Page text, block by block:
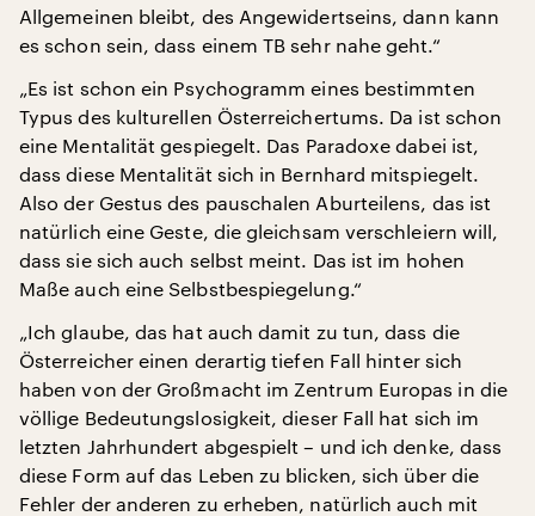
Allgemeinen bleibt, des Angewidertseins, dann kann
es schon sein, dass einem TB sehr nahe geht.“
„Es ist schon ein Psychogramm eines bestimmten
Typus des kulturellen Österreichertums. Da ist schon
eine Mentalität gespiegelt. Das Paradoxe dabei ist,
dass diese Mentalität sich in Bernhard mitspiegelt.
Also der Gestus des pauschalen Aburteilens, das ist
natürlich eine Geste, die gleichsam verschleiern will,
dass sie sich auch selbst meint. Das ist im hohen
Maße auch eine Selbstbespiegelung.“
„Ich glaube, das hat auch damit zu tun, dass die
Österreicher einen derartig tiefen Fall hinter sich
haben von der Großmacht im Zentrum Europas in die
völlige Bedeutungslosigkeit, dieser Fall hat sich im
letzten Jahrhundert abgespielt – und ich denke, dass
diese Form auf das Leben zu blicken, sich über die
Fehler der anderen zu erheben, natürlich auch mit